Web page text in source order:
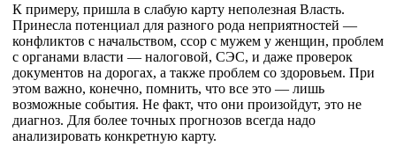
К примеру, пришла в слабую карту неполезная Власть.
Принесла потенциал для разного рода неприятностей —
конфликтов с начальством, ссор с мужем у женщин, проблем
с органами власти — налоговой, СЭС, и даже проверок
документов на дорогах, а также проблем со здоровьем. При
этом важно, конечно, помнить, что все это — лишь
возможные события. Не факт, что они произойдут, это не
диагноз. Для более точных прогнозов всегда надо
анализировать конкретную карту.